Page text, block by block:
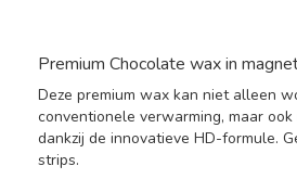
Premium Chocolate wax in
Deze premium wax kan niet alleen
conventionele verwarming, maar
dankzij de innovatieve HD-formule.
strips.